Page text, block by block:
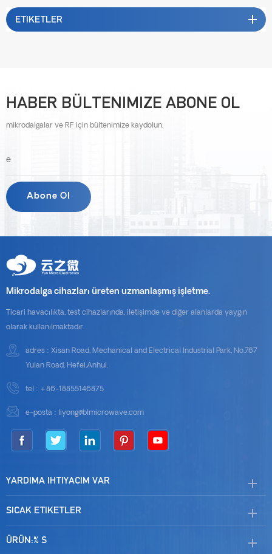
ETIKETLER
HABER BÜLTENIMIZE ABONE OL
mikrodalgalar ve RF için bültenimize kaydolun.
Mikrodalga cihazları üreten uzmanlaşmış işletme.
Ticari havacılıkta, test cihazlarında, iletişimde ve diğer alanlarda yaygın
olarak kullanılmaktadır.
adres : Xisan Road, Mechanical and Electrical Industrial Park, No.767
Yulan Road, Hefei,Anhui.
tel : +86-18855146875
e-posta : liyong@blmicrowave.com
YARDIMA IHTIYACIM VAR
SICAK ETIKETLER
ÜRÜN:% S